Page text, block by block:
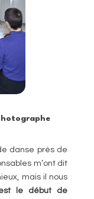
danse près de
m’ont dit
mais il nous
le début de